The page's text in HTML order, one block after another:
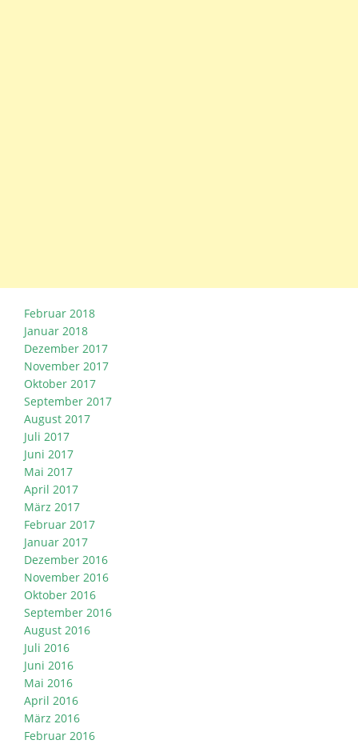
Februar 2018
Januar 2018
Dezember 2017
November 2017
Oktober 2017
September 2017
August 2017
Juli 2017
Juni 2017
Mai 2017
April 2017
März 2017
Februar 2017
Januar 2017
Dezember 2016
November 2016
Oktober 2016
September 2016
August 2016
Juli 2016
Juni 2016
Mai 2016
April 2016
März 2016
Februar 2016